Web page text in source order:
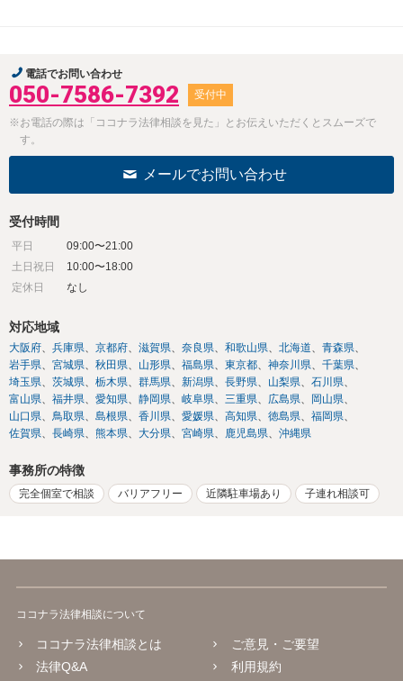
電話でお問い合わせ
050-7586-7392 受付中
※お電話の際は「ココナラ法律相談を見た」とお伝えいただくとスムーズで
す。
メールでお問い合わせ
受付時間
平日
09:00〜21:00
土日祝日
10:00〜18:00
定休日
なし
対応地域
大阪府 兵庫県 京都府 滋賀県 奈良県 和歌山県 北海道
青森県
岩手県
宮城県 秋田県 山形県 福島県 東京都 神奈川県
千葉県
埼玉県
茨城県 栃木県 群馬県 新潟県 長野県 山梨県
石川県
富山県
福井県 愛知県 静岡県 岐阜県 三重県 広島県
岡山県
山口県
鳥取県 島根県 香川県 愛媛県 高知県 徳島県
福岡県
佐賀県
長崎県 熊本県 大分県 宮崎県 鹿児島県 沖縄県
事務所の特徴
完全個室で相談 バリアフリー 近隣駐車場あり 子連れ相談可
ココナラ法律相談について
ココナラ法律相談とは
法律Q&A
ご意見・ご要望
利用規約